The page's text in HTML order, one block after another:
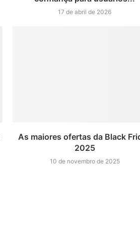
17 de abril de 2026
As maiores ofertas da Black
2025
10 de novembro de 2025